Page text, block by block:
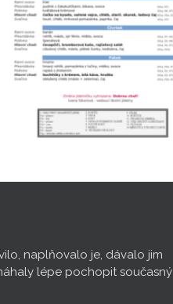
naplňovalo je, dávalo jim
lépe pochopit současný